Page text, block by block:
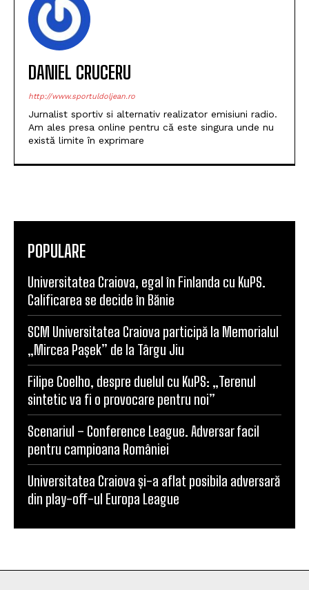
DANIEL CRUCERU
http://www.sportuldoljean.ro
Jurnalist sportiv si alternativ realizator emisiuni radio.
Am ales presa online pentru că este singura unde nu
există limite în exprimare
POPULARE
Universitatea Craiova, egal în Finlanda cu KuPS.
Calificarea se decide în Bănie
SCM Universitatea Craiova participă la Memorialul
„Mircea Pașek” de la Târgu Jiu
Filipe Coelho, despre duelul cu KuPS: „Terenul
sintetic va fi o provocare pentru noi”
Scenariul – Conference League. Adversar facil
pentru campioana României
Universitatea Craiova și-a aflat posibila adversară
din play-off-ul Europa League